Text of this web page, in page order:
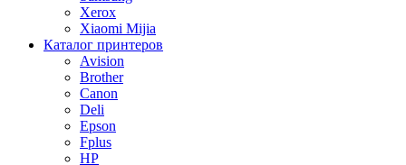
Xerox
Xiaomi Mijia
Каталог принтеров
Avision
Brother
Canon
Deli
Epson
Fplus
HP